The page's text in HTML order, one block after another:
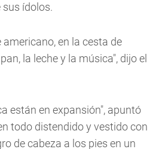
ídolos.
americano, en la cesta de
la leche y la música", dijo el
están en expansión", apuntó
todo distendido y vestido con
de cabeza a los pies en un